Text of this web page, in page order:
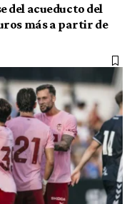
del acueducto del
más a partir de